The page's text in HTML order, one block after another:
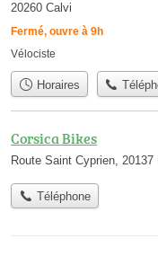
20260 Calvi
Fermé, ouvre à 9h
Vélociste
Horaires
Corsica Bikes
Route Saint Cyprien, 20137
Téléphone